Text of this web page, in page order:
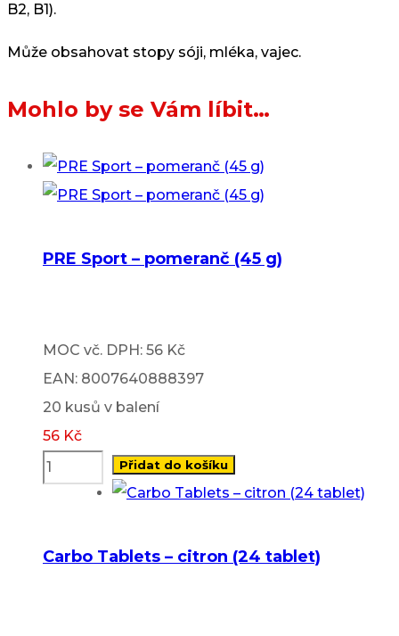
B2, B1).
Může obsahovat stopy sóji, mléka, vajec.
Mohlo by se Vám líbit…
PRE Sport – pomeranč (45 g)
MOC vč. DPH: 56 Kč
EAN: 8007640888397
20 kusů v balení
56 Kč
Přidat do košíku
Carbo Tablets – citron (24 tablet)